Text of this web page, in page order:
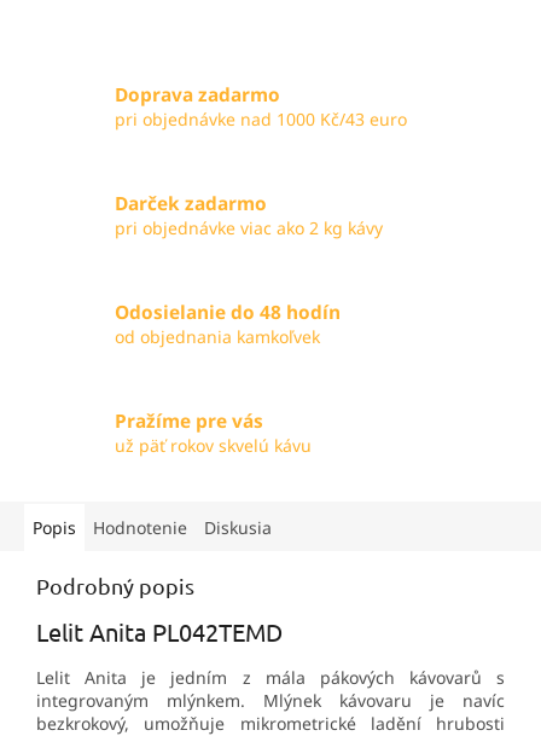
Doprava zadarmo
pri objednávke nad 1000 Kč/43 euro
Darček zadarmo
pri objednávke viac ako 2 kg kávy
Odosielanie do 48 hodín
od objednania kamkoľvek
Pražíme pre vás
už päť rokov skvelú kávu
Popis Hodnotenie Diskusia
Podrobný popis
Lelit Anita PL042TEMD
Lelit Anita je jedním z mála pákových kávovarů s
integrovaným mlýnkem. Mlýnek kávovaru je navíc
bezkrokový, umožňuje mikrometrické ladění hrubosti